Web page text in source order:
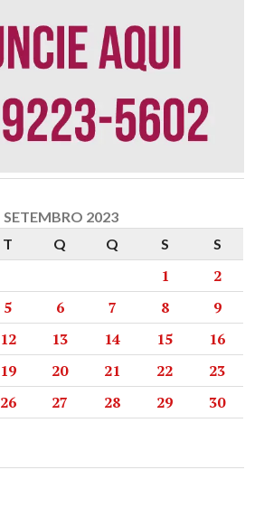
SETEMBRO 2023
T Q Q S S
1
2
5 6 7 8
9
12 13 14 15
16
19 20 21 22
23
26 27 28 29 30